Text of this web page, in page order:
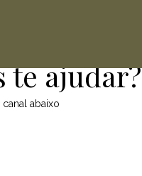
te ajudar?
abaixo